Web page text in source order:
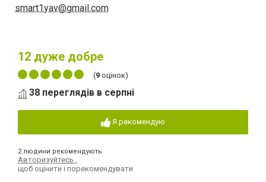
smart1yav@gmail.com
12 дуже добре
(9 оцінок)
38 переглядів в серпні
Я рекомендую
2 людини рекомендують
Авторизуйтесь
щоб оцінити і порекомендувати